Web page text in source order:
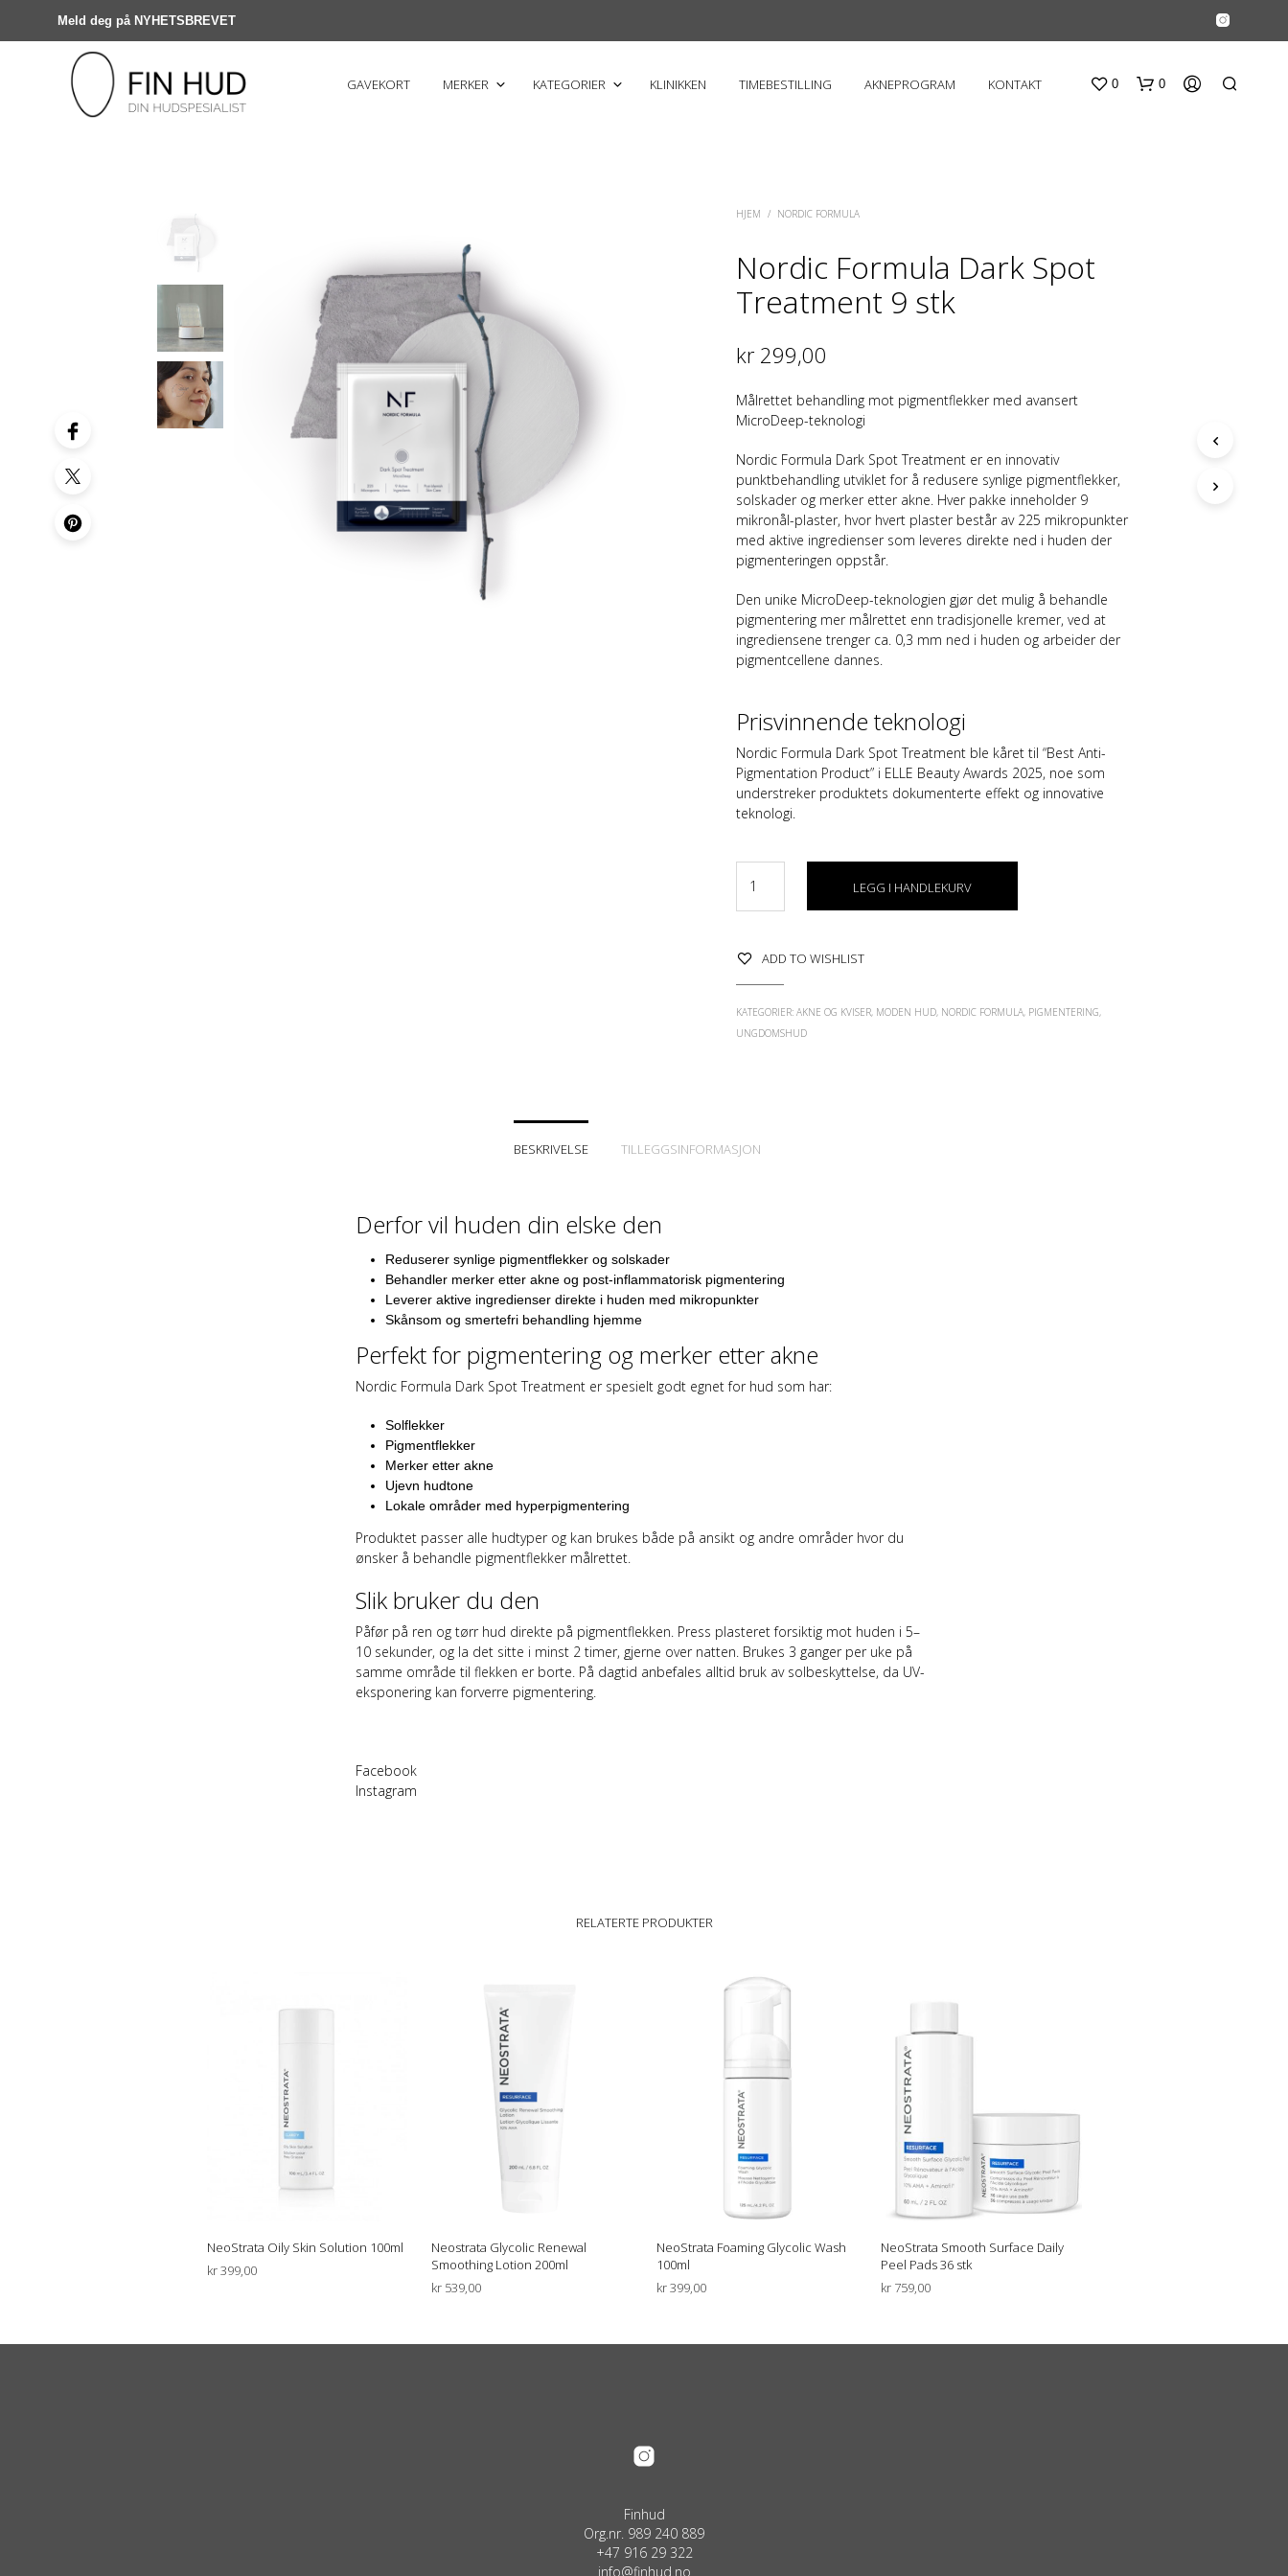
Meld deg på NYHETSBREVET
GAVEKORT MERKER KATEGORIER KLINIKKEN TIMEBESTILLING AKNEPROGRAM KONTAKT 0 0
HJEM / NORDIC FORMULA
Nordic Formula Dark Spot
Treatment 9 stk
kr 299,00
Målrettet behandling mot pigmentflekker med avansert
MicroDeep-teknologi
Nordic Formula Dark Spot Treatment er en innovativ
punktbehandling utviklet for å redusere synlige pigmentflekker,
solskader og merker etter akne. Hver pakke inneholder 9
mikronål-plaster, hvor hvert plaster består av 225 mikropunkter
med aktive ingredienser som leveres direkte ned i huden der
pigmenteringen oppstår.
Den unike MicroDeep-teknologien gjør det mulig å behandle
pigmentering mer målrettet enn tradisjonelle kremer, ved at
ingrediensene trenger ca. 0,3 mm ned i huden og arbeider der
pigmentcellene dannes.
Prisvinnende teknologi
Nordic Formula Dark Spot Treatment ble kåret til“Best Anti-
Pigmentation Product” i ELLE Beauty Awards 2025, noe som
understreker produktets dokumenterte effekt og innovative
teknologi.
LEGG I HANDLEKURV
ADD TO WISHLIST
KATEGORIER:AKNE OG KVISER, MODEN HUD, NORDIC FORMULA, PIGMENTERING,
UNGDOMSHUD
BESKRIVELSE TILLEGGSINFORMASJON
Derfor vil huden din elske den
Reduserer synlige pigmentflekker og solskader
Behandler merker etter akne og post-inflammatorisk pigmentering
Leverer aktive ingredienser direkte i huden med mikropunkter
Skånsom og smertefri behandling hjemme
Perfekt for pigmentering og merker etter akne
Nordic Formula Dark Spot Treatment er spesielt godt egnet for hud som har:
Solflekker
Pigmentflekker
Merker etter akne
Ujevn hudtone
Lokale områder med hyperpigmentering
Produktet passer alle hudtyper og kan brukes både på ansikt og andre områder hvor du
ønsker å behandle pigmentflekker målrettet.
Slik bruker du den
Påfør på ren og tørr hud direkte på pigmentflekken. Press plasteret forsiktig mot huden i 5–
10 sekunder, og la det sitte i minst 2 timer, gjerne over natten. Brukes 3 ganger per uke på
samme område til flekken er borte. På dagtid anbefales alltid bruk av solbeskyttelse, da UV-
eksponering kan forverre pigmentering.
Facebook
Instagram
RELATERTE PRODUKTER
NeoStrata Oily Skin Solution 100ml
kr399,00
Neostrata Glycolic Renewal
Smoothing Lotion 200ml
kr 539,00
NeoStrata Foaming Glycolic Wash
100ml
kr399,00
NeoStrata Smooth Surface Daily
Peel Pads 36 stk
kr 759,00
Finhud
Org.nr. 989 240 889
+47 916 29 322
info@finhud.no